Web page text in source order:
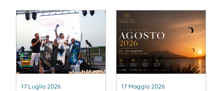
17 Luglio 2026 17 Maggio 2026